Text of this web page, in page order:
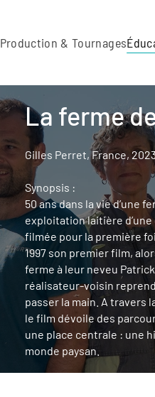
Production & Tournages
La ferme
Gilles Perret, France,
Synopsis :
50 ans dans la vie d’une
exploitation laitière
filmée pour la première
1997 son premier film,
ferme à leur neveu
réalisateur-voisin
passer la main. A travers
le film dévoile des
une place centrale : une
monde paysan.